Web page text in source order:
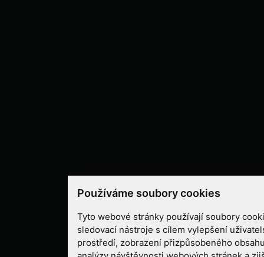
Používáme soubory cookies
Tyto webové stránky používají soubory
sledovací nástroje s cílem vylepšení
prostředí, zobrazení přizpůsobeného